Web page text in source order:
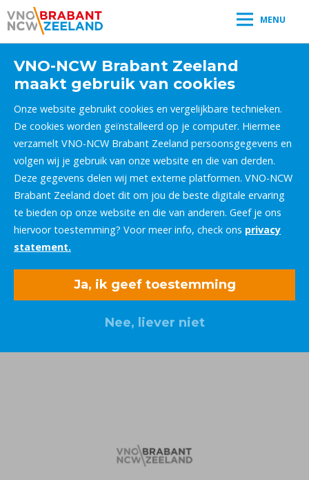
MENU
VNO-NCW Brabant Zeeland
maakt gebruik van cookies
Onze website gebruikt cookies en vergelijkbare technieken.
De cookies worden geïnstalleerd op je computer. Hiermee
verzamelt VNO-NCW Brabant Zeeland persoonsgegevens en
volgen wij je gebruik van onze website en die van derden.
Deze gegevens delen wij met externe platformen. VNO-NCW
Brabant Zeeland doet dit om jou de beste digitale ervaring
te bieden op onze website en die van anderen. Geef je ons
hiervoor toestemming? Voor meer info, check ons privacy
statement.
Ja, ik geef toestemming
Nee, liever niet